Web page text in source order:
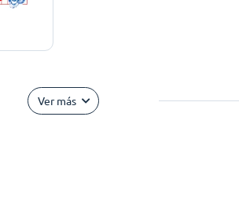
Ver más